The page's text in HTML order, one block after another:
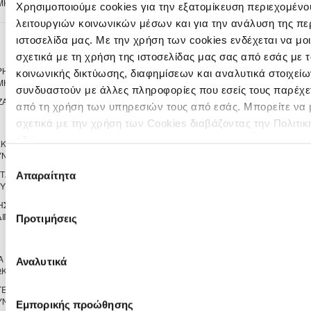
Χρησιμοποιούμε cookies για την εξατομίκευση
λειτουργιών κοινωνικών μέσων και για την ανάλυση της
ιστοσελίδα μας. Με την χρήση των cookies ενδέχεται να
σχετικά με τη χρήση της ιστοσελίδας μας σας από εσάς
κοινωνικής δικτύωσης, διαφημίσεων και αναλυτικά
συνδυαστούν με άλλες πληροφορίες που εσείς τους
από τη χρήση των υπηρεσιών τους από εσάς. Μπορείτε να
σχετικά με την χρήση των Cookies διαβάζοντας την
Επιλογή
συγκατάθεσης
Απαραίτητα
Προτιμήσεις
Αναλυτικά
Εμπορικής προώθησης
ΖΑΚΑΚΙΟΥ
25ηΑγωνιστική
0-6
ΧΑΛΚΑΝΟΡΑΣ
ΙΔΑΛΙΟΥ
>
ΑΚΡΙΤΑΣ
ΜΟΡΦΟΥ
>